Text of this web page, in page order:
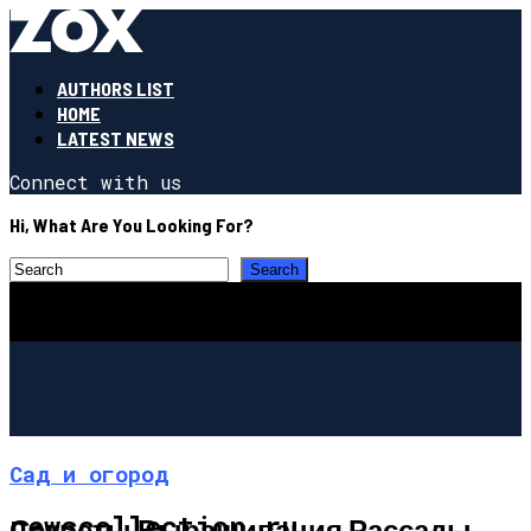
AUTHORS LIST
HOME
LATEST NEWS
Connect with us
Hi, What Are You Looking For?
Сад и огород